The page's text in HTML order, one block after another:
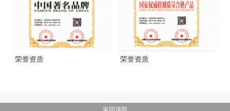
荣誉资质 荣誉资质
返回顶部